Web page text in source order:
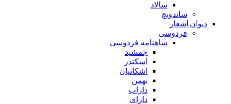
سالاد
ساندویچ
دیوان اشعار
فردوسی
شاهنامه فردوسی
جمشید
اسکندر
اشکانیان
بهمن
داراب
دارای